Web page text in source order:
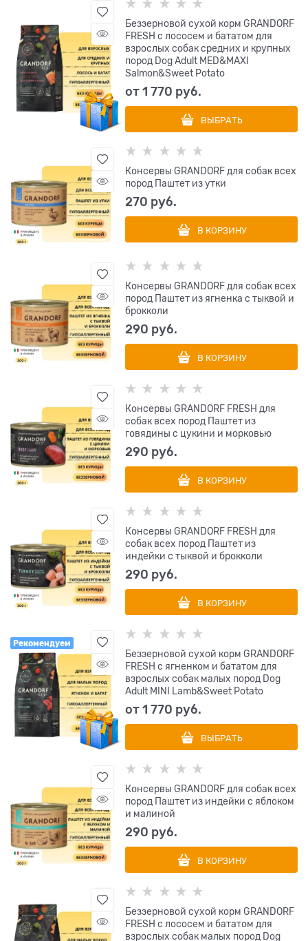
Беззерновой сухой корм GRANDORF
FRESH с лососем и бататом для
взрослых собак средних и крупных
пород Dog Adult MED&MAXI
Salmon&Sweet Potato
от1 770 руб.
ВЫБРАТЬ
Консервы GRANDORF для собак всех
пород Паштет из утки
270 руб.
В КОРЗИНУ
Консервы GRANDORF для собак всех
пород Паштет из ягненка с тыквой и
брокколи
290 руб.
В КОРЗИНУ
Консервы GRANDORF FRESH для
собак всех пород Паштет из
говядины с цукини и морковью
290 руб.
В КОРЗИНУ
Консервы GRANDORF FRESH для
собак всех пород Паштет из
индейки с тыквой и брокколи
290 руб.
В КОРЗИНУ
Рекомендуем
Беззерновой сухой корм GRANDORF
FRESH с ягненком и бататом для
взрослых собак малых пород Dog
Adult MINI Lamb&Sweet Potato
от1 770 руб.
ВЫБРАТЬ
Консервы GRANDORF для собак всех
пород Паштет из индейки с яблоком
и малиной
290 руб.
В КОРЗИНУ
Беззерновой сухой корм GRANDORF
FRESH с лососем и бататом для
взрослых собак малых пород Dog